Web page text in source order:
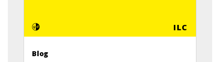
ILC
Blog